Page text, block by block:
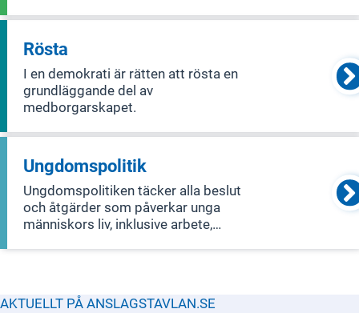
och rättigheter. Demokratipolitiken
handlar bland annat om att säkerställa
fria val, stärka individe
Rösta
I en demokrati är rätten att rösta en
grundläggande del av
medborgarskapet.
Ungdomspolitik
Ungdomspolitiken täcker alla beslut
och åtgärder som påverkar unga
människors liv, inklusive arbete,
AKTUELLT PÅ ANSLAGSTAVLAN.SE